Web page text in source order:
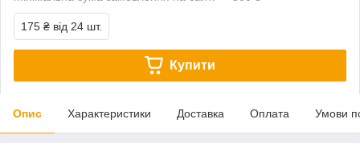
175 ₴ від 24 шт.
Купити
Опис Характеристики Доставка Оплата Умови